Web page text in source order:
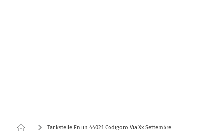
Tankstelle Eni in 44021 Codigoro Via Xx Settembre